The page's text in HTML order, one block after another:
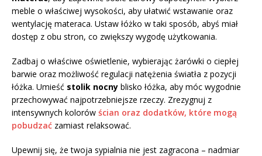
meble o właściwej wysokości, aby ułatwić wstawanie oraz
wentylację materaca. Ustaw łóżko w taki sposób, abyś miał
dostęp z obu stron, co zwiększy wygodę użytkowania.
Zadbaj o właściwe oświetlenie, wybierając żarówki o ciepłej
barwie oraz możliwość regulacji natężenia światła z pozycji
łóżka. Umieść stolik nocny blisko łóżka, aby móc wygodnie
przechowywać najpotrzebniejsze rzeczy. Zrezygnuj z
intensywnych kolorów ścian oraz dodatków, które mogą
pobudzać zamiast relaksować.
Upewnij się, że twoja sypialnia nie jest zagracona – nadmiar